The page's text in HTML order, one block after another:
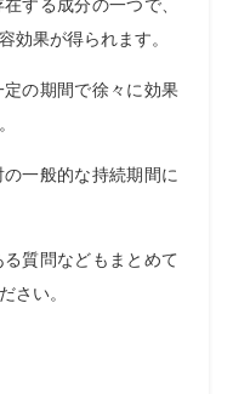
する成分の一つで、
効果が得られます。
の期間で徐々に効果
一般的な持続期間に
質問などもまとめて
さい。